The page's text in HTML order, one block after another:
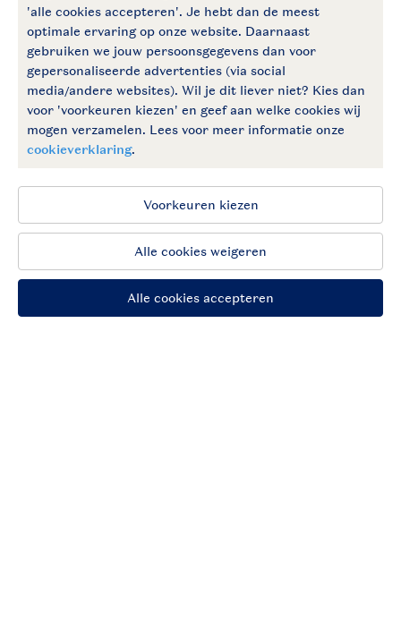
Bekijk deveelgestelde vragen of
neem contact op met hetContact
Center.
Follow Us
Service
Meer info
Betaalmogelijkheden